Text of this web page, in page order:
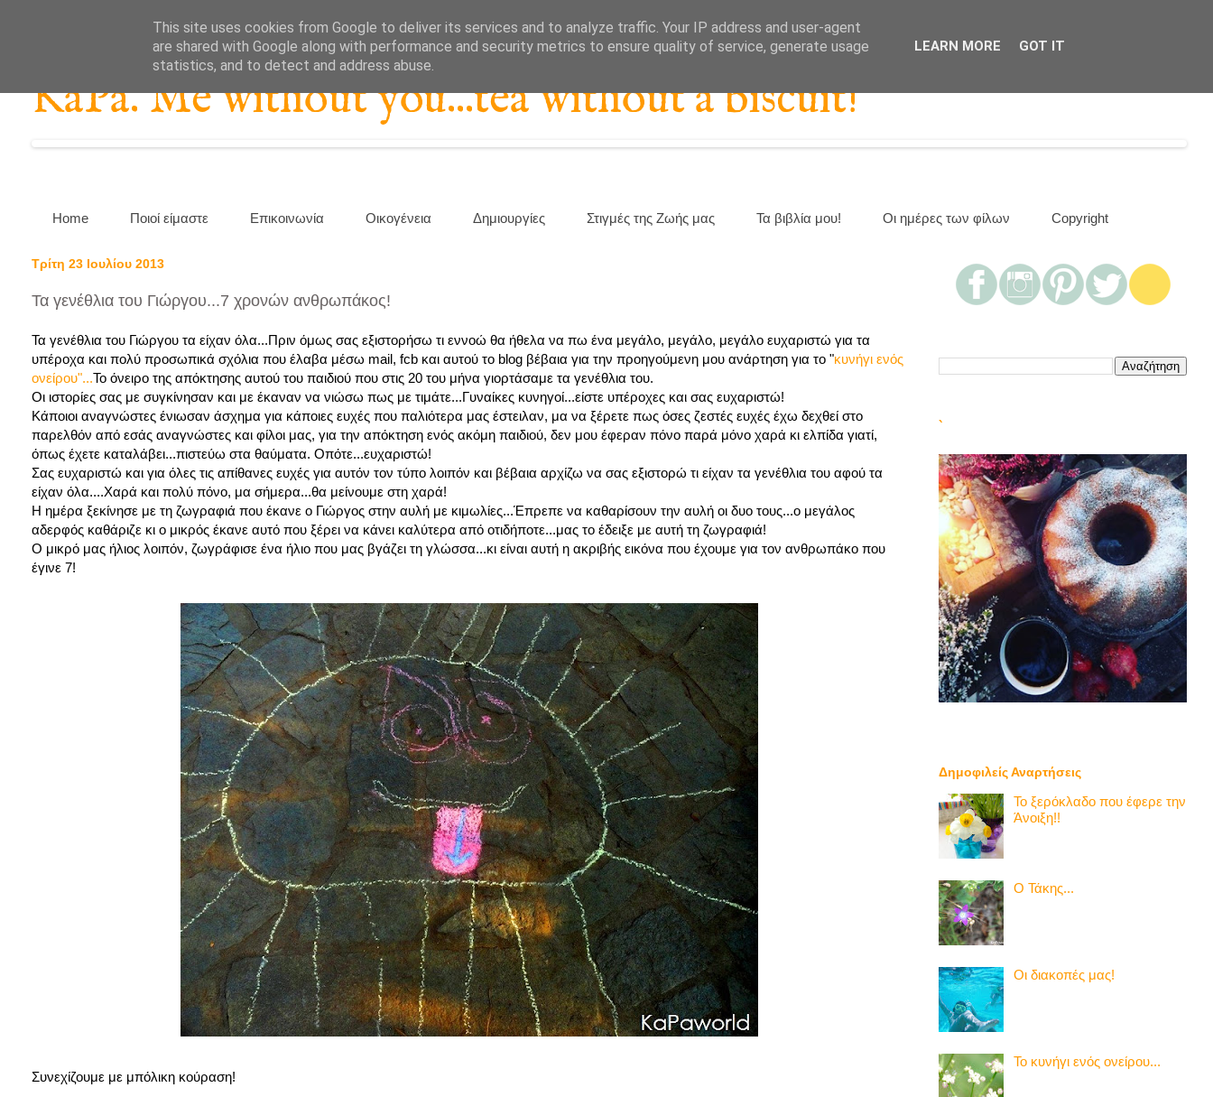
KaPa. Me without you...tea without a biscuit!
Home Ποιοί είμαστε Επικοινωνία Οικογένεια Δημιουργίες Στιγμές της Ζωής μας Τα βιβλία μου! Οι ημέρες των φίλων Copyright
Τρίτη 23 Ιουλίου 2013
Τα γενέθλια του Γιώργου...7 χρονών ανθρωπάκος!
Τα γενέθλια του Γιώργου τα είχαν όλα...Πριν όμως σας εξιστορήσω τι εννοώ θα ήθελα να πω ένα μεγάλο, μεγάλο, μεγάλο ευχαριστώ για τα
υπέροχα και πολύ προσωπικά σχόλια που έλαβα μέσω mail, fcb και αυτού το blog βέβαια για την προηγούμενη μου ανάρτηση για το "κυνήγι ενός
ονείρου"...Το όνειρο της απόκτησης αυτού του παιδιού που στις 20 του μήνα γιορτάσαμε τα γενέθλια του.
Οι ιστορίες σας με συγκίνησαν και με έκαναν να νιώσω πως με τιμάτε...Γυναίκες κυνηγοί...είστε υπέροχες και σας ευχαριστώ!
Κάποιοι αναγνώστες ένιωσαν άσχημα για κάποιες ευχές που παλιότερα μας έστειλαν, μα να ξέρετε πως όσες ζεστές ευχές έχω δεχθεί στο
παρελθόν από εσάς αναγνώστες και φίλοι μας, για την απόκτηση ενός ακόμη παιδιού, δεν μου έφεραν πόνο παρά μόνο χαρά κι ελπίδα γιατί,
όπως έχετε καταλάβει...πιστεύω στα θαύματα. Οπότε...ευχαριστώ!
Σας ευχαριστώ και για όλες τις απίθανες ευχές για αυτόν τον τύπο λοιπόν και βέβαια αρχίζω να σας εξιστορώ τι είχαν τα γενέθλια του αφού τα
είχαν όλα....Χαρά και πολύ πόνο, μα σήμερα...θα μείνουμε στη χαρά!
Η ημέρα ξεκίνησε με τη ζωγραφιά που έκανε ο Γιώργος στην αυλή με κιμωλίες...Έπρεπε να καθαρίσουν την αυλή οι δυο τους...ο μεγάλος
αδερφός καθάριζε κι ο μικρός έκανε αυτό που ξέρει να κάνει καλύτερα από οτιδήποτε...μας το έδειξε με αυτή τη ζωγραφιά!
Ο μικρό μας ήλιος λοιπόν, ζωγράφισε ένα ήλιο που μας βγάζει τη γλώσσα...κι είναι αυτή η ακριβής εικόνα που έχουμε για τον ανθρωπάκο που
έγινε 7!
Συνεχίζουμε με μπόλικη κούραση!
`
Δημοφιλείς Αναρτήσεις
Το ξερόκλαδο που έφερε την
Άνοιξη!!
Ο Τάκης...
Οι διακοπές μας!
Το κυνήγι ενός ονείρου...
This site uses cookies from Google to deliver its services and to analyze traffic. Your IP address and user-agent
are shared with Google along with performance and security metrics to ensure quality of service, generate usage
statistics, and to detect and address abuse.
LEARN MORE GOT IT